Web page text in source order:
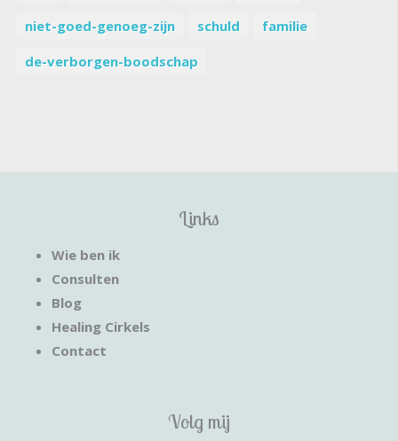
niet-goed-genoeg-zijn
schuld
familie
de-verborgen-boodschap
Links
Wie ben ik
Consulten
Blog
Healing Cirkels
Contact
Volg mij